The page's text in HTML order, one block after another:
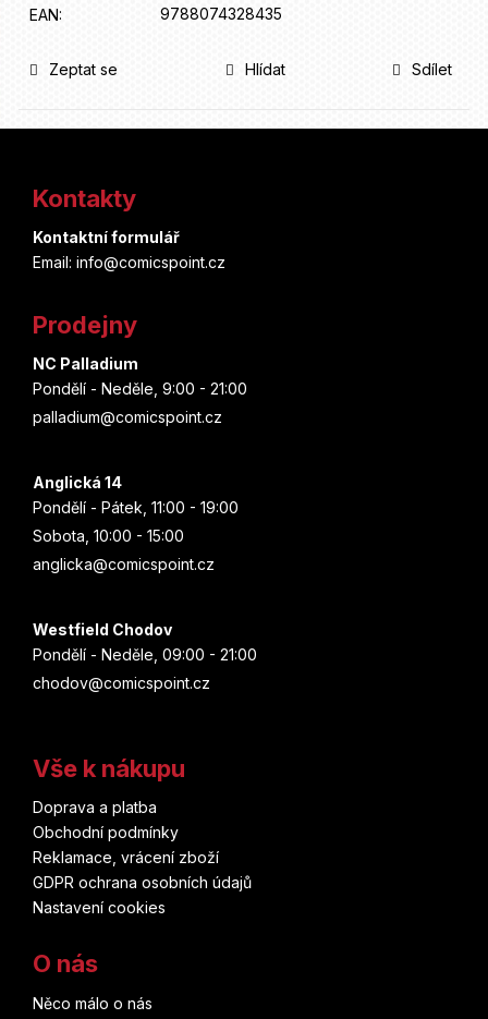
EAN: 9788074328435
Zeptat se Hlídat Sdílet
Kontakty
Kontaktní formulář
Email: info@comicspoint.cz
Prodejny
NC Palladium
Pondělí - Neděle, 9:00 - 21:00
palladium@comicspoint.cz
Anglická 14
Pondělí - Pátek, 11:00 - 19:00
Sobota, 10:00 - 15:00
anglicka@comicspoint.cz
Westfield Chodov
Pondělí - Neděle, 09:00 - 21:00
chodov@comicspoint.cz
Vše k nákupu
Doprava a platba
Obchodní podmínky
Reklamace, vrácení zboží
GDPR ochrana osobních údajů
Nastavení cookies
O nás
Něco málo o nás